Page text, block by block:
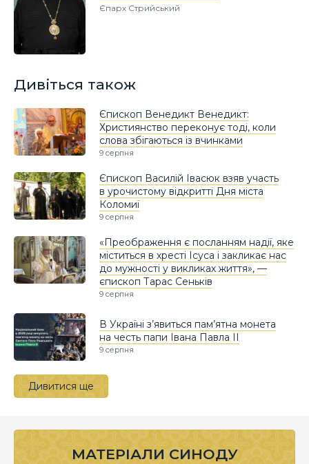
Єпарх Стрийський
Дивіться також
Єпископ Венедикт Венедикт:
Християнство переконує тоді, коли
слова збігаються із вчинками
9 серпня
Єпископ Василій Івасюк взяв участь
в урочистому відкритті Дня міста
Коломиї
9 серпня
«Преображення є посланням надії, яке
міститься в хресті Ісуса і закликає нас
до мужності у викликах життя», —
єпископ Тарас Сеньків
9 серпня
В Україні з’явиться пам’ятна монета
на честь папи Івана Павла II
9 серпня
Дивитися ще
МАТЕРІАЛИ СИНОДУ